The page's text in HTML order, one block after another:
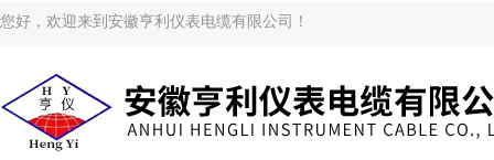
您好，欢迎来到安徽亨利仪表电缆有限公司！